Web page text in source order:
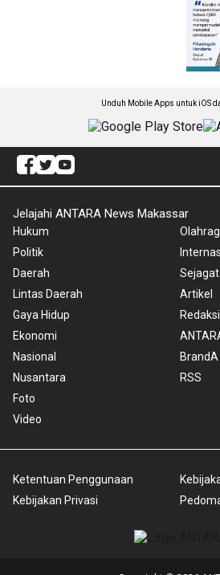
Unduh Mobile Apps untuk iOS
Jelajahi ANTARA News Makassar
Hukum
Politik
Daerah
Lintas Daerah
Gaya Hidup
Ekonomi
Nasional
Nusantara
Foto
Video
Sejagat
Artikel
Redaksi
BrandA
RSS
Ketentuan Penggunaan
Kebijakan Privasi